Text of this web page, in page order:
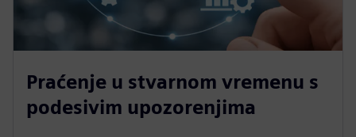
Praćenje u stvarnom vremenu s
podesivim upozorenjima